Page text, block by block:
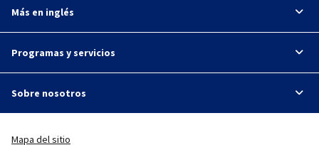
Más en inglés
Programas y servicios
Sobre nosotros
Mapa del sitio